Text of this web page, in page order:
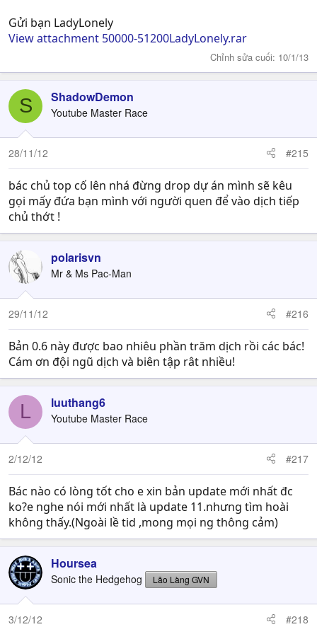
Gửi bạn LadyLonely
View attachment 50000-51200LadyLonely.rar
Chỉnh sửa cuối: 10/1/13
S ShadowDemon
Youtube Master Race
28/11/12 #215
bác chủ top cố lên nhá đừng drop dự án mình sẽ kêu
gọi mấy đứa bạn mình với người quen để vào dịch tiếp
chủ thớt !
polarisvn
Mr & Ms Pac-Man
29/11/12 #216
Bản 0.6 này được bao nhiêu phần trăm dịch rồi các bác!
Cám ơn đội ngũ dịch và biên tập rât nhiều!
L luuthang6
Youtube Master Race
2/12/12 #217
Bác nào có lòng tốt cho e xin bản update mới nhất đc
ko?e nghe nói mới nhất là update 11.nhưng tìm hoài
không thấy.(Ngoài lề tid ,mong mọi ng thông cảm)
Hoursea
Sonic the Hedgehog Lão Làng GVN
3/12/12 #218